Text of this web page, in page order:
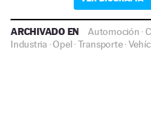
ARCHIVADO EN Automoción ·
Industria·Opel·Transporte·